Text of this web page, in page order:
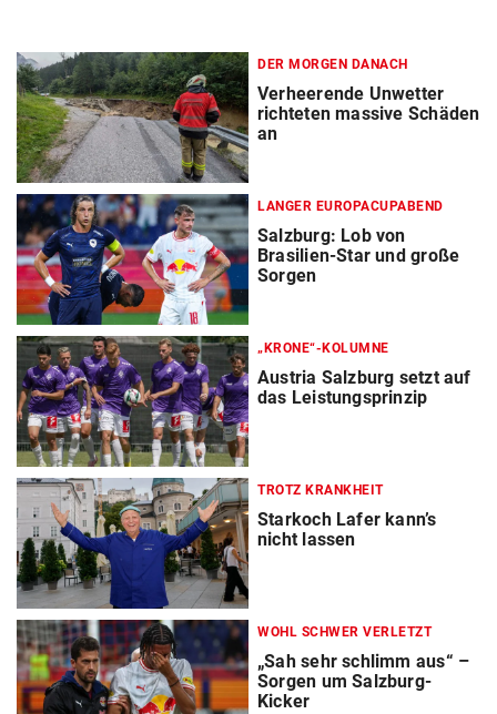
DER MORGEN DANACH
Verheerende Unwetter
richteten massive Schäden
an
LANGER EUROPACUPABEND
Salzburg: Lob von
Brasilien-Star und große
Sorgen
„KRONE“-KOLUMNE
Austria Salzburg setzt auf
das Leistungsprinzip
TROTZ KRANKHEIT
Starkoch Lafer kann’s
nicht lassen
WOHL SCHWER VERLETZT
„Sah sehr schlimm aus“ –
Sorgen um Salzburg-
Kicker